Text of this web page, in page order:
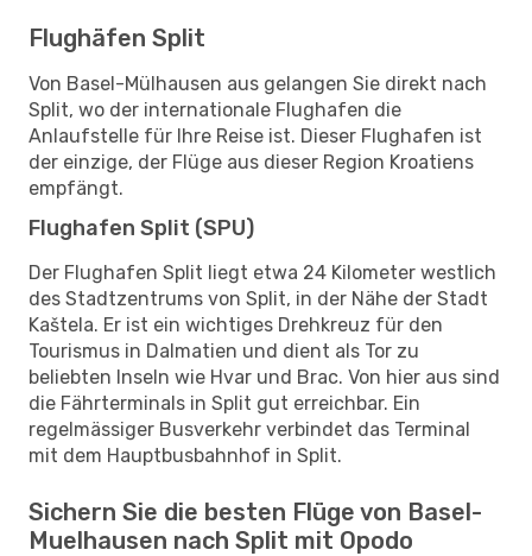
Flughäfen Split
Von Basel-Mülhausen aus gelangen Sie direkt nach
Split, wo der internationale Flughafen die
Anlaufstelle für Ihre Reise ist. Dieser Flughafen ist
der einzige, der Flüge aus dieser Region Kroatiens
empfängt.
Flughafen Split (SPU)
Der Flughafen Split liegt etwa 24 Kilometer westlich
des Stadtzentrums von Split, in der Nähe der Stadt
Kaštela. Er ist ein wichtiges Drehkreuz für den
Tourismus in Dalmatien und dient als Tor zu
beliebten Inseln wie Hvar und Brac. Von hier aus sind
die Fährterminals in Split gut erreichbar. Ein
regelmässiger Busverkehr verbindet das Terminal
mit dem Hauptbusbahnhof in Split.
Sichern Sie die besten Flüge von Basel-
Muelhausen nach Split mit Opodo